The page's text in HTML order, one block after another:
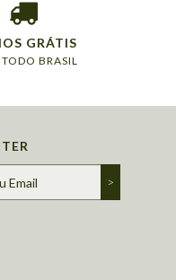
GRÁTIS
TODO BRASIL